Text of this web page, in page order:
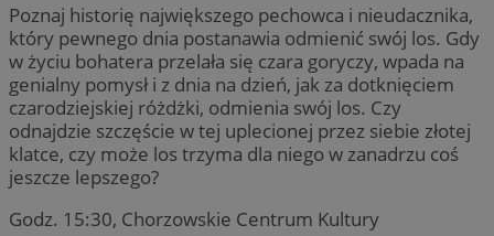
Poznaj historię największego pechowca i nieudacznika,
który pewnego dnia postanawia odmienić swój los. Gdy
w życiu bohatera przelała się czara goryczy, wpada na
genialny pomysł i z dnia na dzień, jak za dotknięciem
czarodziejskiej różdżki, odmienia swój los. Czy
odnajdzie szczęście w tej uplecionej przez siebie złotej
klatce, czy może los trzyma dla niego w zanadrzu coś
jeszcze lepszego?
Godz. 15:30, Chorzowskie Centrum Kultury